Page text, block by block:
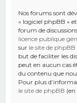
Nos forums sont
« logiciel phpBB »
forum de
licence publique
sur le site de phpBB
but de faciliter les
peut en aucun cas
du contenu que
Pour plus
le site de phpBB (en